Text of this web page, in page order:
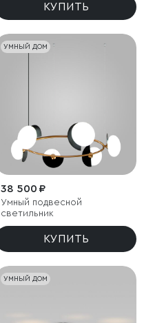
КУПИТЬ
УМНЫЙ ДОМ
38 500 ₽
Умный подвесной
светильник
КУПИТЬ
УМНЫЙ ДОМ